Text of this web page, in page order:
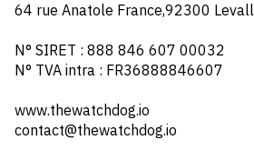
64 rue Anatole France,92300
N° SIRET : 888 846 607 00032
N° TVA intra : FR36888846607
www.thewatchdog.io
contact@thewatchdog.io